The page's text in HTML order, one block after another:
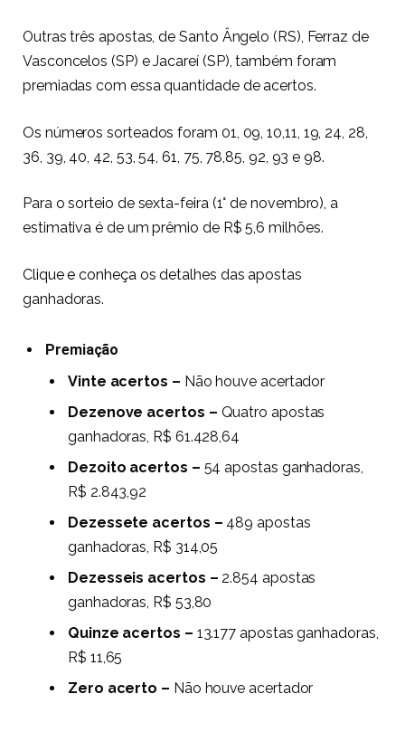
Outras três apostas, de Santo Ângelo (RS), Ferraz de
Vasconcelos (SP) e Jacareí (SP), também foram
premiadas com essa quantidade de acertos.
Os números sorteados foram 01, 09, 10,11, 19, 24, 28,
36, 39, 40, 42, 53, 54, 61, 75, 78,85, 92, 93 e 98.
Para o sorteio de sexta-feira (1° de novembro), a
estimativa é de um prêmio de R$ 5,6 milhões.
Clique e conheçaos detalhes das apostas
ganhadoras.
Premiação
Vinte acertos – Não houve acertador
Dezenove acertos – Quatro apostas
ganhadoras, R$ 61.428,64
Dezoito acertos – 54 apostas ganhadoras,
R$ 2.843,92
Dezessete acertos – 489 apostas
ganhadoras, R$ 314,05
Dezesseis acertos – 2.854 apostas
ganhadoras, R$ 53,80
Quinze acertos – 13.177 apostas ganhadoras,
R$ 11,65
Zero acerto – Não houve acertador